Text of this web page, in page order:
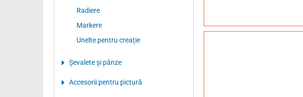
Radiere
Markere
Unelte pentru creație
Şevalete şi pânze
Accesorii pentru pictură